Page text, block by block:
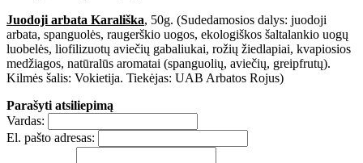
Juodoji arbata Karališka, 50g. (Sudedamosios dalys: juodoji
arbata, spanguolės, raugerškio uogos, ekologiškos šaltalankio uogų
luobelės, liofilizuotų aviečių gabaliukai, rožių žiedlapiai, kvapiosios
medžiagos, natūralūs aromatai (spanguolių, aviečių, greipfrutų).
Kilmės šalis: Vokietija. Tiekėjas: UAB Arbatos Rojus)
Parašyti atsiliepimą
Vardas:
El. pašto adresas: